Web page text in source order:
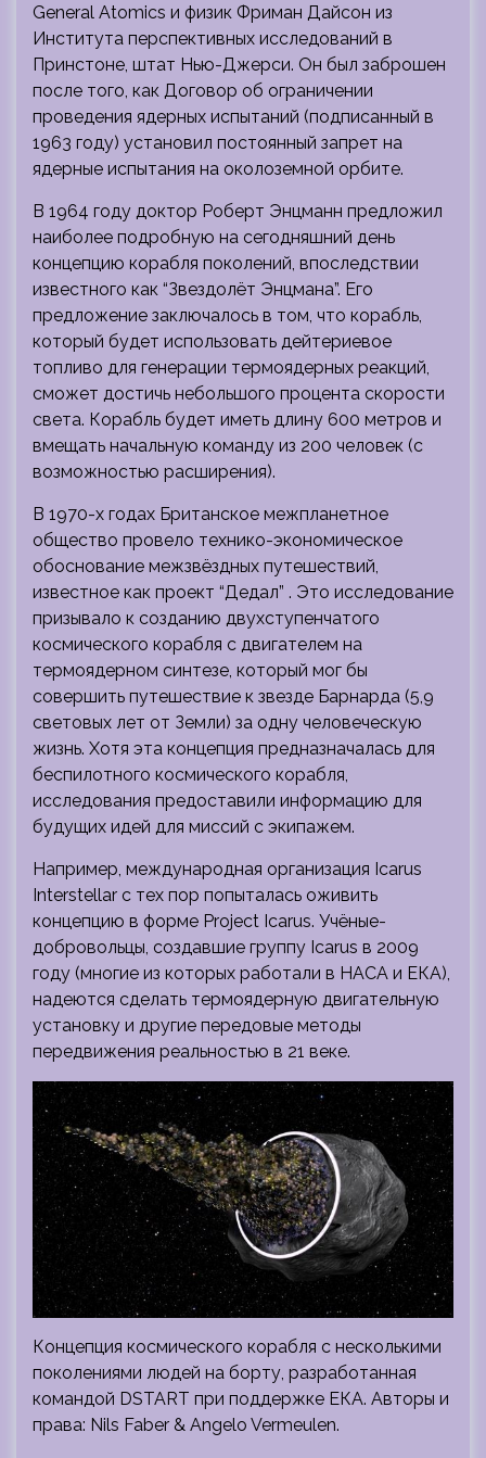
General Atomics и физик Фриман Дайсон из
Института перспективных исследований в
Принстоне, штат Нью-Джерси. Он был заброшен
после того, как Договор об ограничении
проведения ядерных испытаний (подписанный в
1963 году) установил постоянный запрет на
ядерные испытания на околоземной орбите.
В 1964 году доктор Роберт Энцманн предложил
наиболее подробную на сегодняшний день
концепцию корабля поколений, впоследствии
известного как “Звездолёт Энцмана”. Его
предложение заключалось в том, что корабль,
который будет использовать дейтериевое
топливо для генерации термоядерных реакций,
сможет достичь небольшого процента скорости
света. Корабль будет иметь длину 600 метров и
вмещать начальную команду из 200 человек (с
возможностью расширения).
В 1970-х годах Британское межпланетное
общество провело технико-экономическое
обоснование межзвёздных путешествий,
известное как проект “Дедал” . Это исследование
призывало к созданию двухступенчатого
космического корабля с двигателем на
термоядерном синтезе, который мог бы
совершить путешествие к звезде Барнарда (5,9
световых лет от Земли) за одну человеческую
жизнь. Хотя эта концепция предназначалась для
беспилотного космического корабля,
исследования предоставили информацию для
будущих идей для миссий с экипажем.
Например, международная организация Icarus
Interstellar с тех пор попыталась оживить
концепцию в форме Project Icarus. Учёные-
добровольцы, создавшие группу Icarus в 2009
году (многие из которых работали в НАСА и ЕКА),
надеются сделать термоядерную двигательную
установку и другие передовые методы
передвижения реальностью в 21 веке.
Концепция космического корабля с несколькими
поколениями людей на борту, разработанная
командой DSTART при поддержке ЕКА. Авторы и
права: Nils Faber & Angelo Vermeulen.